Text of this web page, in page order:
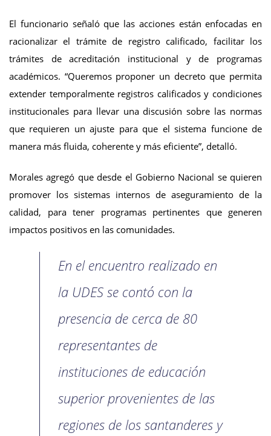
El funcionario señaló que las acciones están enfocadas en
racionalizar el trámite de registro calificado, facilitar los
trámites de acreditación institucional y de programas
académicos. “Queremos proponer un decreto que permita
extender temporalmente registros calificados y condiciones
institucionales para llevar una discusión sobre las normas
que requieren un ajuste para que el sistema funcione de
manera más fluida, coherente y más eficiente”, detalló.
Morales agregó que desde el Gobierno Nacional se quieren
promover los sistemas internos de aseguramiento de la
calidad, para tener programas pertinentes que generen
impactos positivos en las comunidades.
En el encuentro realizado en
la UDES se contó con la
presencia de cerca de 80
representantes de
instituciones de educación
superior provenientes de las
regiones de los santanderes y